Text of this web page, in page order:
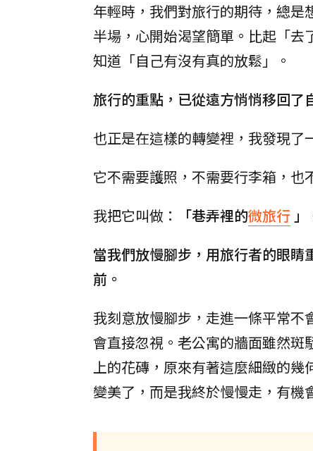
年輕時，我們對旅行的期待，總
半場，心開始渴望簡單。比起「
知道「自己有沒有真的放鬆」。
旅行的重點，已從遠方悄悄移回了
也正是在這樣的轉變裡，我發現了
它不需要護照，不需要行李箱，也
我把它叫做：
「巷弄裡的微旅行 」
當我們放慢腳步，用旅行者的眼
前。
我刻意放慢腳步，走進一條平常
會直接忽視。老公寓的牆面雖然斑
上的花磚，原來有著這麼細緻的
變美了，而是我終於慢慢走，有機